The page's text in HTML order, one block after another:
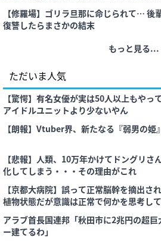
い...
【修羅場】ゴリラ旦那に命じられて… 後
復讐したらまさかの結末
もっと見る...
ただいま人気
【驚愕】有名女優が実は50人以上もやっ
アイドルユニットより少ないやん
【朗報】Vtuber界、新たなる『弱男の姫
【悲報】人類、10万年かけてドングリさ
化してしまう・・・その理由がこれ
【京都大病院】誤って正常脳幹を摘出さ
植物状態だが意識は正常で何かを思考し
アラブ首長国連邦「秋田市に2兆円の超巨
ー建てるわ」